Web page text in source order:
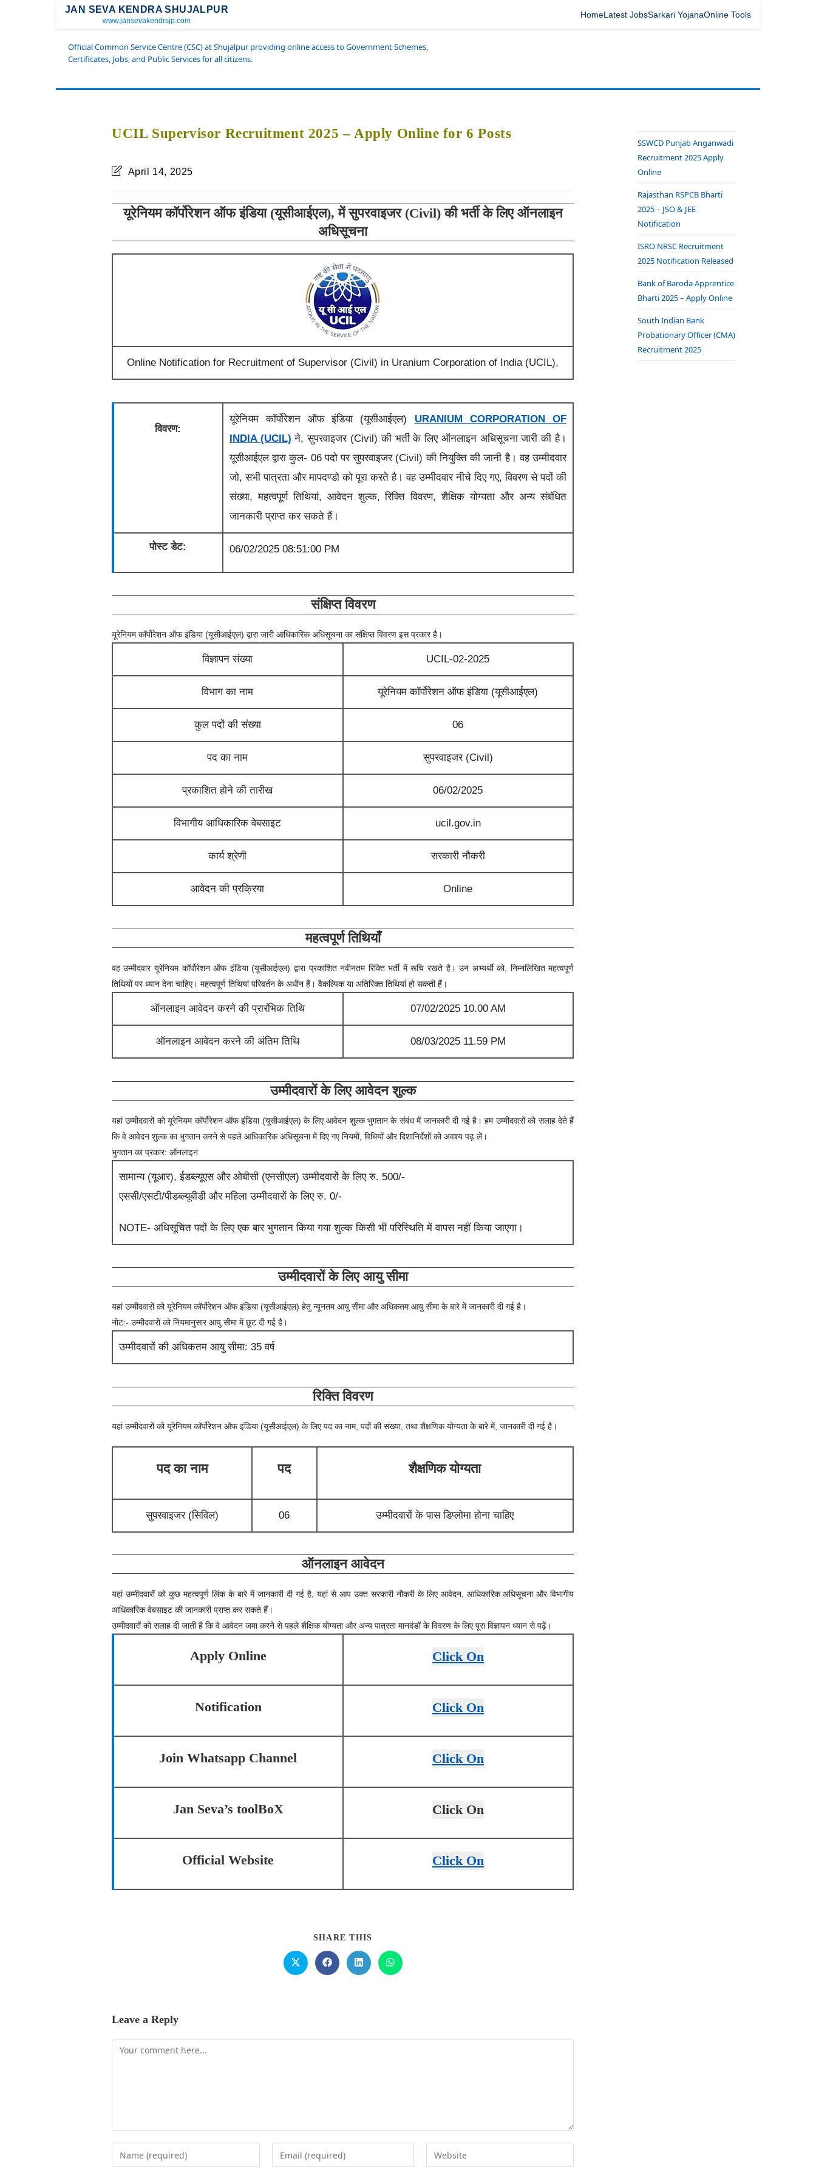
JAN SEVA KENDRA SHUJALPUR
www.jansevakendrsjp.com
HomeLatest JobsSarkari YojanaOnline Tools
Official Common Service Centre (CSC) at Shujalpur providing online access to Government Schemes,
Certificates, Jobs, and Public Services for all citizens.
UCIL Supervisor Recruitment 2025 – Apply Online for 6 Posts
April 14, 2025
यूरेनियम कॉर्पोरेशन ऑफ इंडिया (यूसीआईएल), मेंसुपरवाइजर (Civil) की भर्ती के लिए ऑनलाइन
अधिसूचना
Online Notification for Recruitment of Supervisor (Civil) in Uranium Corporation of India (UCIL),
विवरण:
यूरेनियम कॉर्पोरेशन ऑफ इंडिया (यूसीआईएल) URANIUM CORPORATION OF
INDIA (UCIL) ने, सुपरवाइजर (Civil) की भर्ती के लिए ऑनलाइन अधिसूचनाजारीकी है।
यूसीआईएलद्वारा कुल- 06 पदो परसुपरवाइजर (Civil) कीनियुक्ति की जानी है।वह उम्मीदवार
जो, सभी पात्रता और मापदण्डो को पूरा करते है। वह उम्मीदवार नीचे दिए गए, विवरण से पदों की
संख्या, महत्वपूर्ण तिथियां, आवेदन शुल्क, रिक्ति विवरण, शैक्षिक योग्यता और अन्य संबंधित
जानकारी प्राप्त कर सकते हैं।
पोस्ट डेट: 06/02/2025 08:51:00 PM
संक्षिप्त विवरण
यूरेनियम कॉर्पोरेशन ऑफ इंडिया (यूसीआईएल) द्वारा जारी आधिकारिक अधिसूचना का संक्षिप्त विवरण इस प्रकार है।
विज्ञापन संख्या UCIL-02-2025
विभाग का नाम यूरेनियम कॉर्पोरेशन ऑफ इंडिया (यूसीआईएल)
कुल पदों की संख्या 06
पद का नाम सुपरवाइजर (Civil)
प्रकाशित होने की तारीख 06/02/2025
विभागीय आधिकारिक वेबसाइट ucil.gov.in
कार्य श्रेणी सरकारी नौकरी
आवेदन की प्रक्रिया Online
महत्वपूर्ण तिथियाँ
वह उम्मीदवारयूरेनियम कॉर्पोरेशन ऑफ इंडिया (यूसीआईएल) द्वारा प्रकाशित नवीनतम रिक्ति भर्ती में रूचि रखते है। उन अभ्यर्थी को, निम्नलिखित महत्वपूर्ण
तिथियों पर ध्यान देना चाहिए। महत्वपूर्ण तिथियां परिवर्तन के अधीन हैं। वैकल्पिक या अतिरिक्त तिथियां हो सकती हैं।
ऑनलाइन आवेदन करने की प्रारंभिक तिथि 07/02/2025 10.00 AM
ऑनलाइन आवेदन करने की अंतिम तिथि 08/03/2025 11.59 PM
उम्मीदवारों के लिए आवेदन शुल्क
यहां उम्मीदवारों कोयूरेनियम कॉर्पोरेशन ऑफ इंडिया (यूसीआईएल) के लिए आवेदन शुल्क भुगतान के संबंध में जानकारी दी गई है। हम उम्मीदवारों को सलाह देते हैं
कि वे आवेदन शुल्क का भुगतान करने से पहले आधिकारिक अधिसूचना में दिए गए नियमों, विधियों और दिशानिर्देशों को अवश्य पढ़ लें।
भुगतान का प्रकार: ऑनलाइन
सामान्य (यूआर), ईडब्ल्यूएस और ओबीसी (एनसीएल) उम्मीदवारों के लिए रु. 500/-
एससी/एसटी/पीडब्ल्यूबीडी और महिला उम्मीदवारों के लिए रु. 0/-
NOTE- अधिसूचित पदों के लिए एक बार भुगतान किया गया शुल्क किसी भी परिस्थिति में वापस नहीं किया जाएगा।
उम्मीदवारों के लिए आयु सीमा
यहां उम्मीदवारों कोयूरेनियम कॉर्पोरेशन ऑफ इंडिया (यूसीआईएल) हेतु न्यूनतम आयु सीमा और अधिकतम आयु सीमा के बारे में जानकारी दी गई है।
नोट:- उम्मीदवारों को नियमानुसार आयु सीमा में छूट दी गई है।
उम्मीदवारों की अधिकतम आयु सीमा: 35 वर्ष
रिक्ति विवरण
यहां उम्मीदवारों कोयूरेनियम कॉर्पोरेशन ऑफ इंडिया (यूसीआईएल) के लिए पद का नाम, पदों की संख्या, तथा शैक्षणिक योग्यता के बारे में, जानकारी दी गई है।
पद का नाम पद शैक्षणिक योग्यता
सुपरवाइजर (सिविल) 06 उम्मीदवारों के पास डिप्लोमा होना चाहिए
ऑनलाइन आवेदन
यहां उम्मीदवारों को कुछ महत्वपूर्ण लिंक के बारे में जानकारी दी गई है, यहां से आप उक्त सरकारी नौकरी के लिए आवेदन, आधिकारिक अधिसूचना और विभागीय
आधिकारिक वेबसाइट की जानकारी प्राप्त कर सकते हैं।
उम्मीदवारों को सलाह दी जाती है कि वे आवेदन जमा करने से पहले शैक्षिक योग्यता और अन्य पात्रता मानदंडों के विवरण के लिए पूरा विज्ञापन ध्यान से पढ़ें।
Apply Online Click On
Notification Click On
Join Whatsapp Channel Click On
Jan Seva’s toolBoX Click On
Official Website Click On
SHARE THIS
Leave a Reply
SSWCD Punjab Anganwadi
Recruitment 2025 Apply
Online
Rajasthan RSPCB Bharti
2025 – JSO & JEE
Notification
ISRO NRSC Recruitment
2025 Notification Released
Bank of Baroda Apprentice
Bharti 2025 – Apply Online
South Indian Bank
Probationary Officer (CMA)
Recruitment 2025